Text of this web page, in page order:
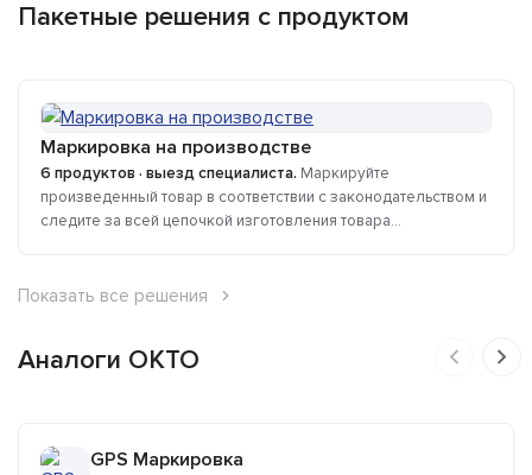
Пакетные решения с продуктом
Маркировка на производстве
6 продуктов · выезд специалиста. Маркируйте
произведенный товар в соответствии с законодательством и
следите за всей цепочкой изготовления товара...
Показать все решения
Аналоги ОКТО
GPS Маркировка